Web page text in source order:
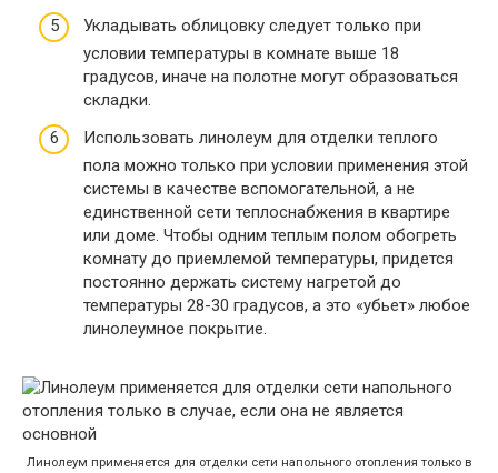
Укладывать облицовку следует только при
условии температуры в комнате выше 18
градусов, иначе на полотне могут образоваться
складки.
Использовать линолеум для отделки теплого
пола можно только при условии применения этой
системы в качестве вспомогательной, а не
единственной сети теплоснабжения в квартире
или доме. Чтобы одним теплым полом обогреть
комнату до приемлемой температуры, придется
постоянно держать систему нагретой до
температуры 28-30 градусов, а это «убьет» любое
линолеумное покрытие.
Линолеум применяется для отделки сети напольного отопления только в